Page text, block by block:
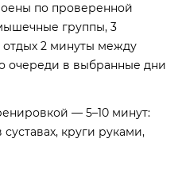
по проверенной
группы, 3
отдых 2 минуты между
очереди в выбранные дни
— 5–10 минут:
круги руками,